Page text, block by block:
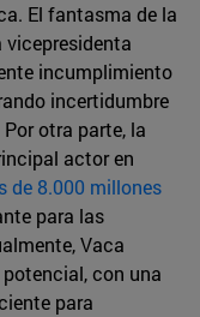
El fantasma de la
vicepresidenta
incumplimiento
incertidumbre
otra parte, la
actor en
de 8.000 millones
para las
Vaca
con una
para